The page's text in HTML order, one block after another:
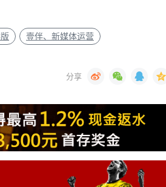
壹伴、新媒体运营